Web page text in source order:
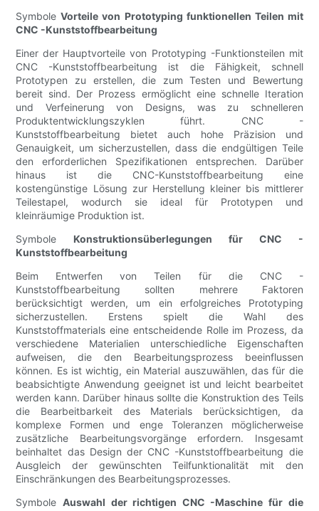
SymboleVorteile von Prototyping funktionellen Teilen mit
CNC -Kunststoffbearbeitung
Einer der Hauptvorteile von Prototyping -Funktionsteilen mit
CNC -Kunststoffbearbeitung ist die Fähigkeit, schnell
Prototypen zu erstellen, die zum Testen und Bewertung
bereit sind. Der Prozess ermöglicht eine schnelle Iteration
und Verfeinerung von Designs, was zu schnelleren
Produktentwicklungszyklen führt. CNC -
Kunststoffbearbeitung bietet auch hohe Präzision und
Genauigkeit, um sicherzustellen, dass die endgültigen Teile
den erforderlichen Spezifikationen entsprechen. Darüber
hinaus ist die CNC-Kunststoffbearbeitung eine
kostengünstige Lösung zur Herstellung kleiner bis mittlerer
Teilestapel, wodurch sie ideal für Prototypen und
kleinräumige Produktion ist.
Symbole Konstruktionsüberlegungen für CNC -
Kunststoffbearbeitung
Beim Entwerfen von Teilen für die CNC -
Kunststoffbearbeitung sollten mehrere Faktoren
berücksichtigt werden, um ein erfolgreiches Prototyping
sicherzustellen. Erstens spielt die Wahl des
Kunststoffmaterials eine entscheidende Rolle im Prozess, da
verschiedene Materialien unterschiedliche Eigenschaften
aufweisen, die den Bearbeitungsprozess beeinflussen
können. Es ist wichtig, ein Material auszuwählen, das für die
beabsichtigte Anwendung geeignet ist und leicht bearbeitet
werden kann. Darüber hinaus sollte die Konstruktion des Teils
die Bearbeitbarkeit des Materials berücksichtigen, da
komplexe Formen und enge Toleranzen möglicherweise
zusätzliche Bearbeitungsvorgänge erfordern. Insgesamt
beinhaltet das Design der CNC -Kunststoffbearbeitung die
Ausgleich der gewünschten Teilfunktionalität mit den
Einschränkungen des Bearbeitungsprozesses.
Symbole Auswahl der richtigen CNC -Maschine für die